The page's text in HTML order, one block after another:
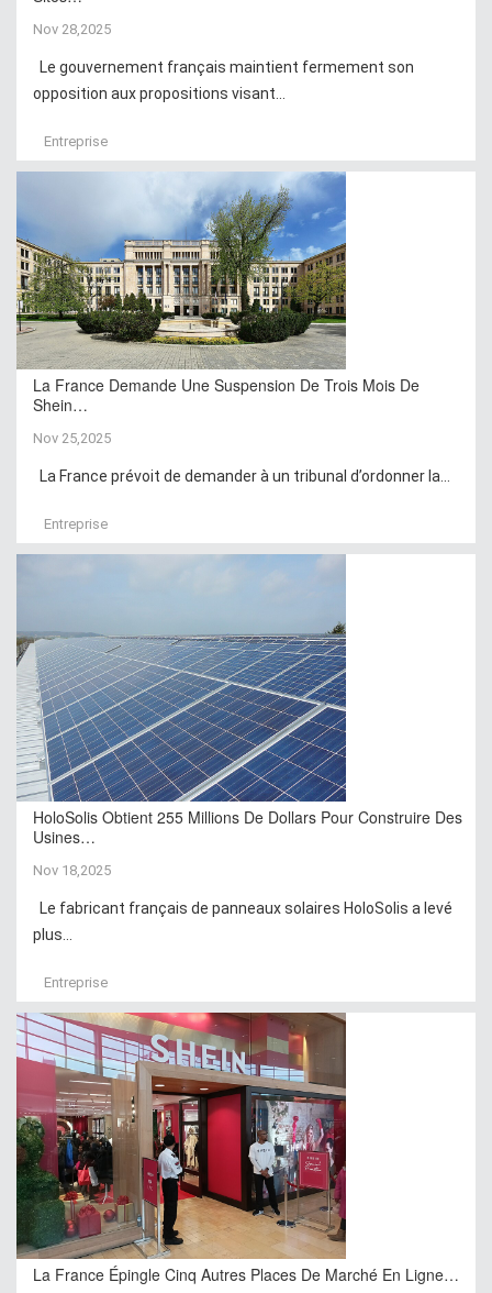
Nov 28,2025
Le gouvernement français maintient fermement son
opposition aux propositions visant...
Entreprise
La France Demande Une Suspension De Trois Mois De
Shein…
Nov 25,2025
La France prévoit de demander à un tribunal d’ordonner la...
Entreprise
HoloSolis Obtient 255 Millions De Dollars Pour Construire Des
Usines…
Nov 18,2025
Le fabricant français de panneaux solaires HoloSolis a levé
plus...
Entreprise
La France Épingle Cinq Autres Places De Marché En Ligne…